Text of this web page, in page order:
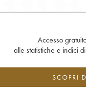
Accesso
alle statistiche e indici
SCOPRI